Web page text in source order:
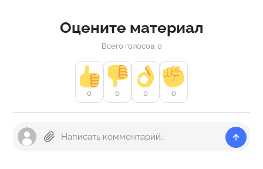
Оцените материал
Всего голосов: 0
0 0 0 0